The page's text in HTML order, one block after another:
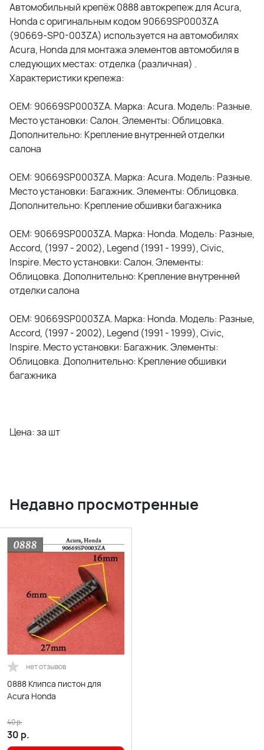
Автомобильный крепёж 0888 автокрепеж для Acura,
Honda c оригинальным кодом 90669SP0003ZA
(90669-SP0-003ZA) используется на автомобилях
Acura, Honda для монтажа элементов автомобиля в
следующих местах: отделка (различная) .
Характеристики крепежа:
OEM: 90669SP0003ZA. Марка: Acura. Модель: Разные.
Место установки: Салон. Элементы: Облицовка.
Дополнительно: Крепление внутренней отделки
салона
OEM: 90669SP0003ZA. Марка: Acura. Модель: Разные.
Место установки: Багажник. Элементы: Облицовка.
Дополнительно: Крепление обшивки багажника
OEM: 90669SP0003ZA. Марка: Honda. Модель: Разные,
Accord, (1997 - 2002), Legend (1991 - 1999), Civic,
Inspire. Место установки: Салон. Элементы:
Облицовка. Дополнительно: Крепление внутренней
отделки салона
OEM: 90669SP0003ZA. Марка: Honda. Модель: Разные,
Accord, (1997 - 2002), Legend (1991 - 1999), Civic,
Inspire. Место установки: Багажник. Элементы:
Облицовка. Дополнительно: Крепление обшивки
багажника
Цена: за шт
Недавно просмотренные
нет отзывов
0888 Клипса пистон для
Acura Honda
30 р.
40р.